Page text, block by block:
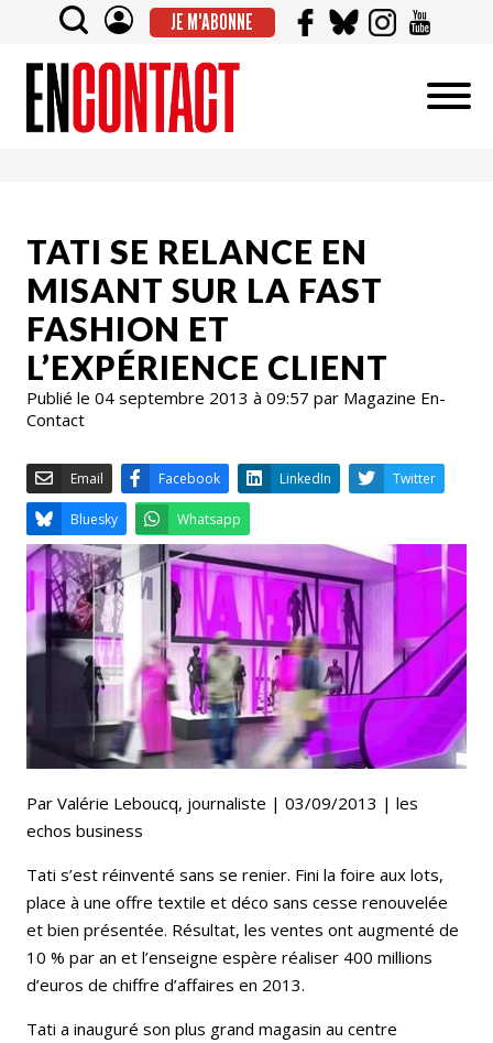
JE M'ABONNE
TATI SE RELANCE EN
MISANT SUR LA FAST
FASHION ET
L’EXPÉRIENCE CLIENT
Publié le 04 septembre 2013 à 09:57 par Magazine En-
Contact
Email Facebook LinkedIn
Bluesky Whatsapp
Par Valérie Leboucq, journaliste | 03/09/2013 | les
echos business
Tati s’est réinventé sans se renier. Fini la foire aux lots,
place à une offre textile et déco sans cesse renouvelée
et bien présentée. Résultat, les ventes ont augmenté de
10 % par an et l’enseigne espère réaliser 400 millions
d’euros de chiffre d’affaires en 2013.
Tati a inauguré son plus grand magasin au centre